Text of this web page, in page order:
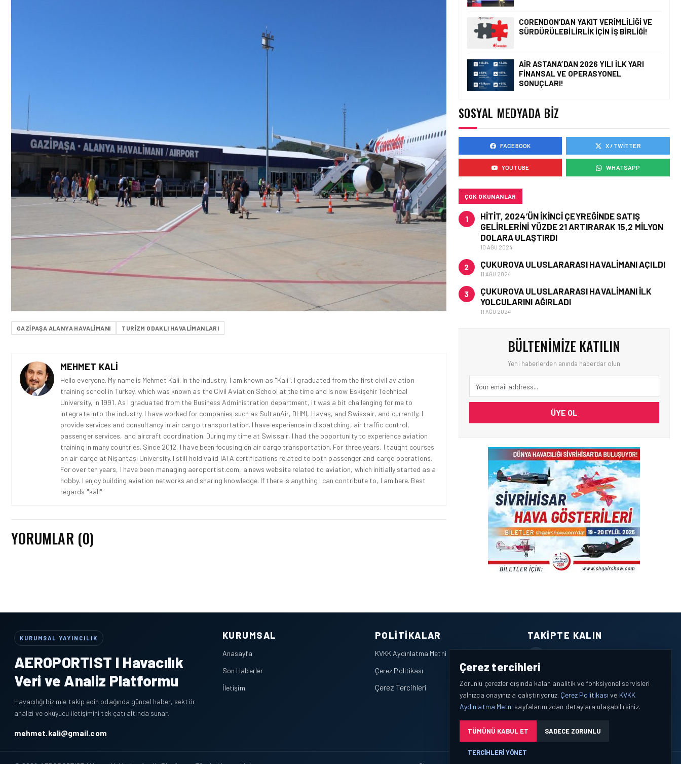
GAZIPAŞA ALANYA HAVALIMANI TURIZM ODAKLI HAVALIMANLARI
MEHMET KALI
Hello everyone. My name is Mehmet Kali. In the industry, I am known as "Kali". I graduated from the first civil aviation
training school in Turkey, which was known as the Civil Aviation School at the time and is now Eskişehir Technical
University, in 1991. As I graduated from the Business Administration department, it was a bit challenging for me to
integrate into the industry. I have worked for companies such as SultanAir, DHMI, Havaş, and Swissair, and currently, I
provide services and consultancy in air cargo transportation. I have experience in dispatching, air traffic control,
passenger services, and aircraft coordination. During my time at Swissair, I had the opportunity to experience aviation
training in many countries. Since 2012, I have been focusing on air cargo transportation. For three years, I taught courses
on air cargo at Nişantaşı University. I still hold valid IATA certifications related to both passenger and cargo operations.
For over ten years, I have been managing aeroportist.com, a news website related to aviation, which initially started as a
hobby. I enjoy building aviation networks and sharing knowledge. If there is anything I can contribute to, I am here. Best
regards "kali"
YORUMLAR (0)
DINKIRCI’DEN KONTROL
KULESI’NE ZIYARET
HAVAALANI • 05 AĞU 2026
TASARIMDAN GERÇEĞE:
HAVAALANI • 05 AĞU 2026
ISG’NIN TERMINAL
MEMURLARINDAN CAN
KURTARAN HAMLE
CORENDON’DAN YAKIT VERIMLILIĞI VE
SÜRDÜRÜLEBILIRLIK IÇIN İŞ BIRLIĞI!
AIR ASTANA’DAN 2026 YILI İLK YARI
FINANSAL VE OPERASYONEL
SONUÇLARI!
SOSYAL MEDYADA BIZ
FACEBOOK X / TWITTER
YOUTUBE WHATSAPP
ÇOK OKUNANLAR
1
HITIT, 2024’ÜN IKINCI ÇEYREĞINDE SATIŞ
GELIRLERINI YÜZDE 21 ARTIRARAK 15,2 MILYON
DOLARA ULAŞTIRDI
10 AĞU 2024
2 ÇUKUROVA ULUSLARARASI HAVALIMANI AÇILDI
11 AĞU 2024
3
ÇUKUROVA ULUSLARARASI HAVALIMANI İLK
YOLCULARINI AĞIRLADI
11 AĞU 2024
BÜLTENIMIZE KATILIN
Yeni haberlerden anında haberdar olun
ÜYE OL
KURUMSAL YAYINCILIK
AEROPORTIST I Havacılık
Veri ve Analiz Platformu
Havacılığı bizimle takip edin odağında güncel haber, sektör
analizi ve okuyucu iletişimini tek çatı altında sunar.
mehmet.kali@gmail.com
KURUMSAL
Anasayfa
Son Haberler
İletişim
POLITIKALAR
KVKK Aydınlatma Metni
Çerez Politikası
Çerez Tercihleri
TAKIPTE KALIN
YouTube
Çerez tercihleri
Zorunlu çerezler dışında kalan analitik ve fonksiyonel servisleri
yalnızca onayınızla çalıştırıyoruz. Çerez Politikası ve KVKK
Aydınlatma Metni sayfalarımızdan detaylara ulaşabilirsiniz.
TÜMÜNÜ KABUL ET SADECE ZORUNLU
TERCIHLERI YÖNET